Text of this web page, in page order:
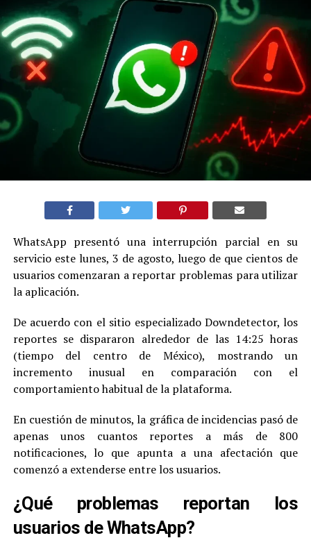
WhatsApp presentó una interrupción parcial en su
servicio este lunes, 3 de agosto, luego de que cientos de
usuarios comenzaran a reportar problemas para utilizar
la aplicación.
De acuerdo con el sitio especializado Downdetector, los
reportes se dispararon alrededor de las 14:25 horas
(tiempo del centro de México), mostrando un
incremento inusual en comparación con el
comportamiento habitual de la plataforma.
En cuestión de minutos, la gráfica de incidencias pasó de
apenas unos cuantos reportes a más de 800
notificaciones, lo que apunta a una afectación que
comenzó a extenderse entre los usuarios.
¿Qué problemas reportan los
usuarios de WhatsApp?